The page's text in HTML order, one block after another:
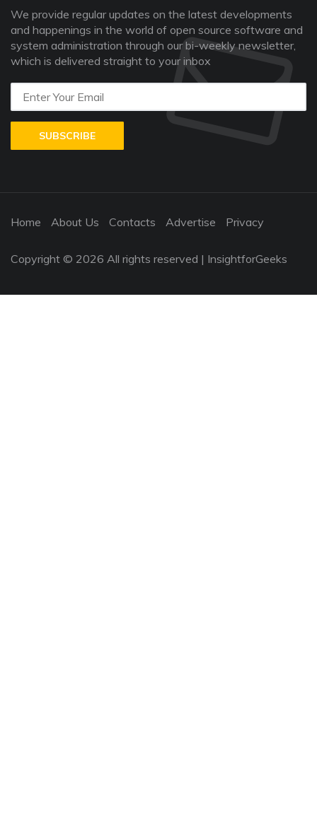
We provide regular updates on the latest developments
and happenings in the world of open source software and
system administration through our bi-weekly newsletter,
which is delivered straight to your inbox
SUBSCRIBE
Home About Us Contacts Advertise Privacy
Copyright © 2026 All rights reserved | InsightforGeeks